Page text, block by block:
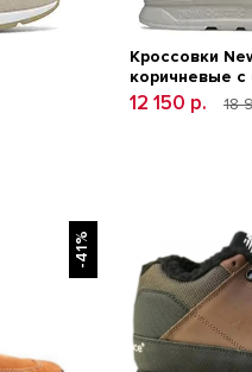
Кроссовки
коричневые
12 150 р. 18
-41%